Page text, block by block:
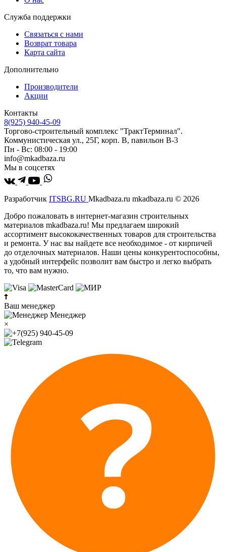
Служба поддержки
Связаться с нами
Возврат товара
Карта сайта
Дополнительно
Производители
Акции
Контакты
8(925) 940-45-09
Торгово-строительный комплекс "ТрактТерминал".
Коммунистическая ул., 25Г, корп. В, павильон В-3
Пн - Вс: 08:00 - 19:00
info@mkadbaza.ru
Мы в соцсетях
Разработчик ITSBG.RU Mkadbaza.ru mkadbaza.ru © 2026
Добро пожаловать в интернет-магазин строительных
материалов mkadbaza.ru! Мы предлагаем широкий
ассортимент высококачественных товаров для строительства
и ремонта. У нас вы найдете все необходимое - от кирпичей
до отделочных материалов. Наши цены конкурентоспособны,
а удобный интерфейс позволит вам быстро и легко выбрать
то, что вам нужно.
Ваш менеджер
Менеджер
×